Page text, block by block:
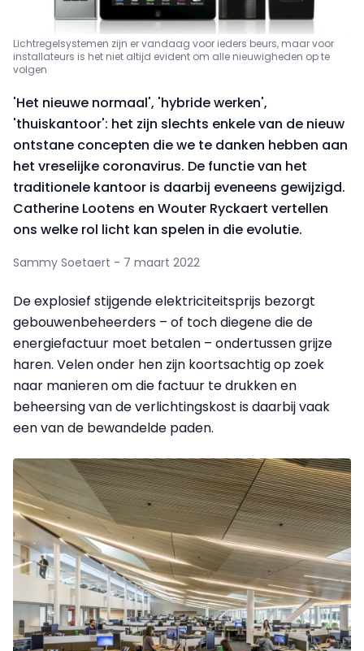
Lichtregelsystemen zijn er vandaag voor ieders beurs, maar voor
installateurs is het niet altijd evident om alle nieuwigheden op te
volgen
'Het nieuwe normaal', 'hybride werken',
'thuiskantoor': het zijn slechts enkele van de nieuw
ontstane concepten die we te danken hebben aan
het vreselijke coronavirus. De functie van het
traditionele kantoor is daarbij eveneens gewijzigd.
Catherine Lootens en Wouter Ryckaert vertellen
ons welke rol licht kan spelen in die evolutie.
Sammy Soetaert - 7 maart 2022
De explosief stijgende elektriciteitsprijs bezorgt
gebouwenbeheerders – of toch diegene die de
energiefactuur moet betalen – ondertussen grijze
haren. Velen onder hen zijn koortsachtig op zoek
naar manieren om die factuur te drukken en
beheersing van de verlichtingskost is daarbij vaak
een van de bewandelde paden.